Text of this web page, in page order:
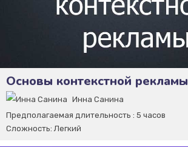
Основы контекстной рекламы
Инна Санина
Предполагаемая длительность : 5 часов
Сложность:Легкий